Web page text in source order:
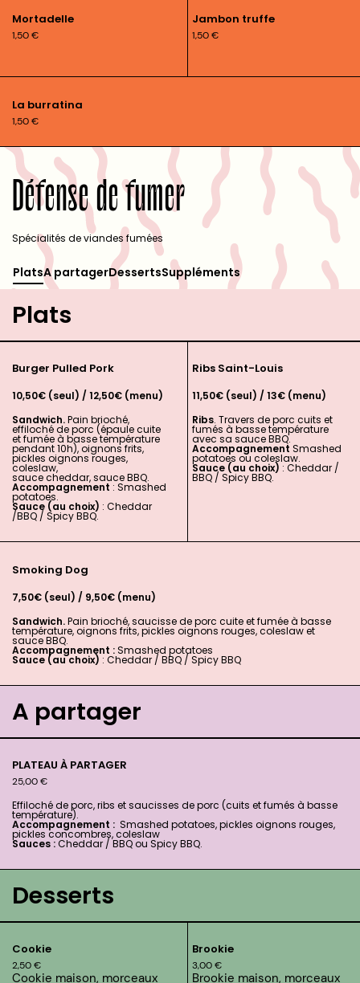
Mortadelle
1,50€
Jambon truffe
1,50€
La burratina
1,50€
Défense de fumer
Spécialités de viandes fumées
PlatsA partagerDessertsSuppléments
Plats
Burger Pulled Pork
10,50€ (seul) / 12,50€ (menu)
Sandwich.Pain brioché,
effiloché de porc (épaule cuite
et fumée à basse température
pendant 10h), oignons frits,
pickles oignons rouges,
coleslaw,
sauce cheddar, sauce BBQ.
Accompagnement : Smashed
potatoes.
Sauce (au choix) : Cheddar
/BBQ / Spicy BBQ.
Ribs Saint-Louis
11,50€ (seul) / 13€ (menu)
Ribs. Travers de porc cuits et
fumés à basse température
avec sa sauce BBQ.
Accompagnement Smashed
potatoes ou coleslaw.
Sauce (au choix) : Cheddar /
BBQ / Spicy BBQ.
Smoking Dog
7,50€ (seul) / 9,50€ (menu)
Sandwich.Pain brioché, saucisse de porc cuite et fumée à basse
température, oignons frits, pickles oignons rouges, coleslaw et
sauce BBQ.
Accompagnement :Smashed potatoes
Sauce (au choix) : Cheddar / BBQ / Spicy BBQ
A partager
PLATEAU À PARTAGER
25,00€
Effiloché de porc, ribs et saucisses de porc (cuits et fumés à basse
température).
Accompagnement : Smashed potatoes, pickles oignons rouges,
pickles concombres, coleslaw
Sauces :Cheddar / BBQ ou Spicy BBQ.
Desserts
Cookie
2,50€
Cookie maison, morceaux
Brookie
3,00€
Brookie maison, morceaux